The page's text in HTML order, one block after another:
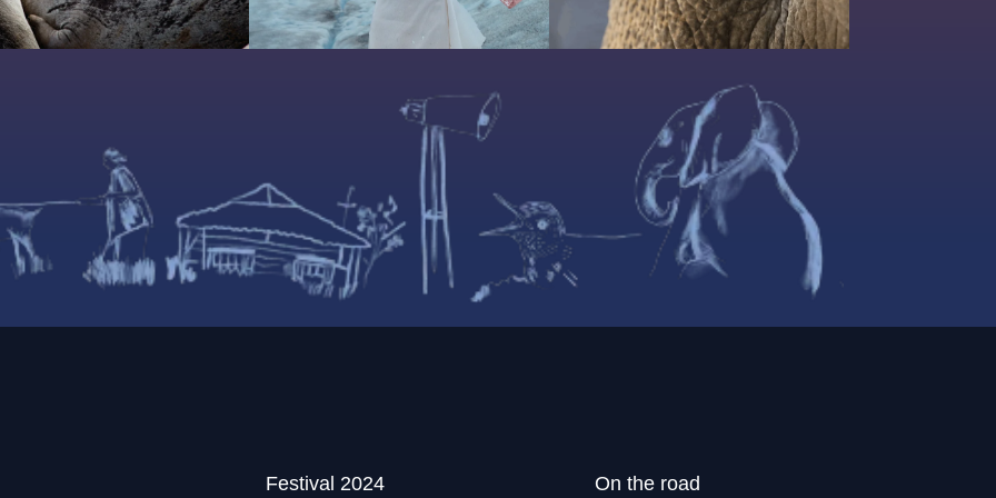
Festival 2024 On the road